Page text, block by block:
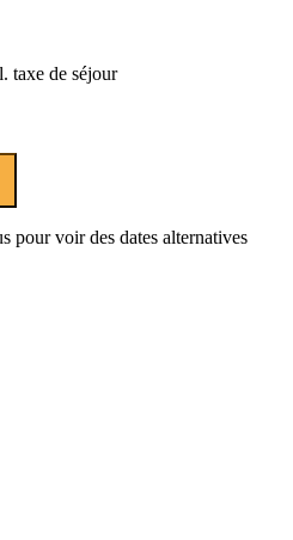
taxe de séjour
pour voir des dates alternatives